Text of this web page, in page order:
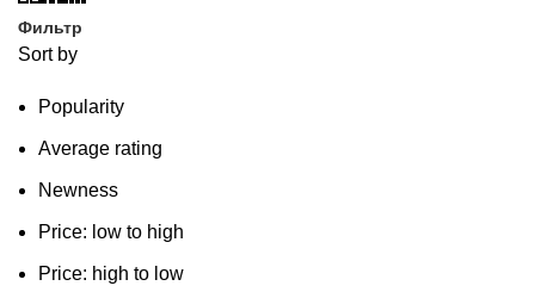
Фильтр
Sort by
Popularity
Average rating
Newness
Price: low to high
Price: high to low